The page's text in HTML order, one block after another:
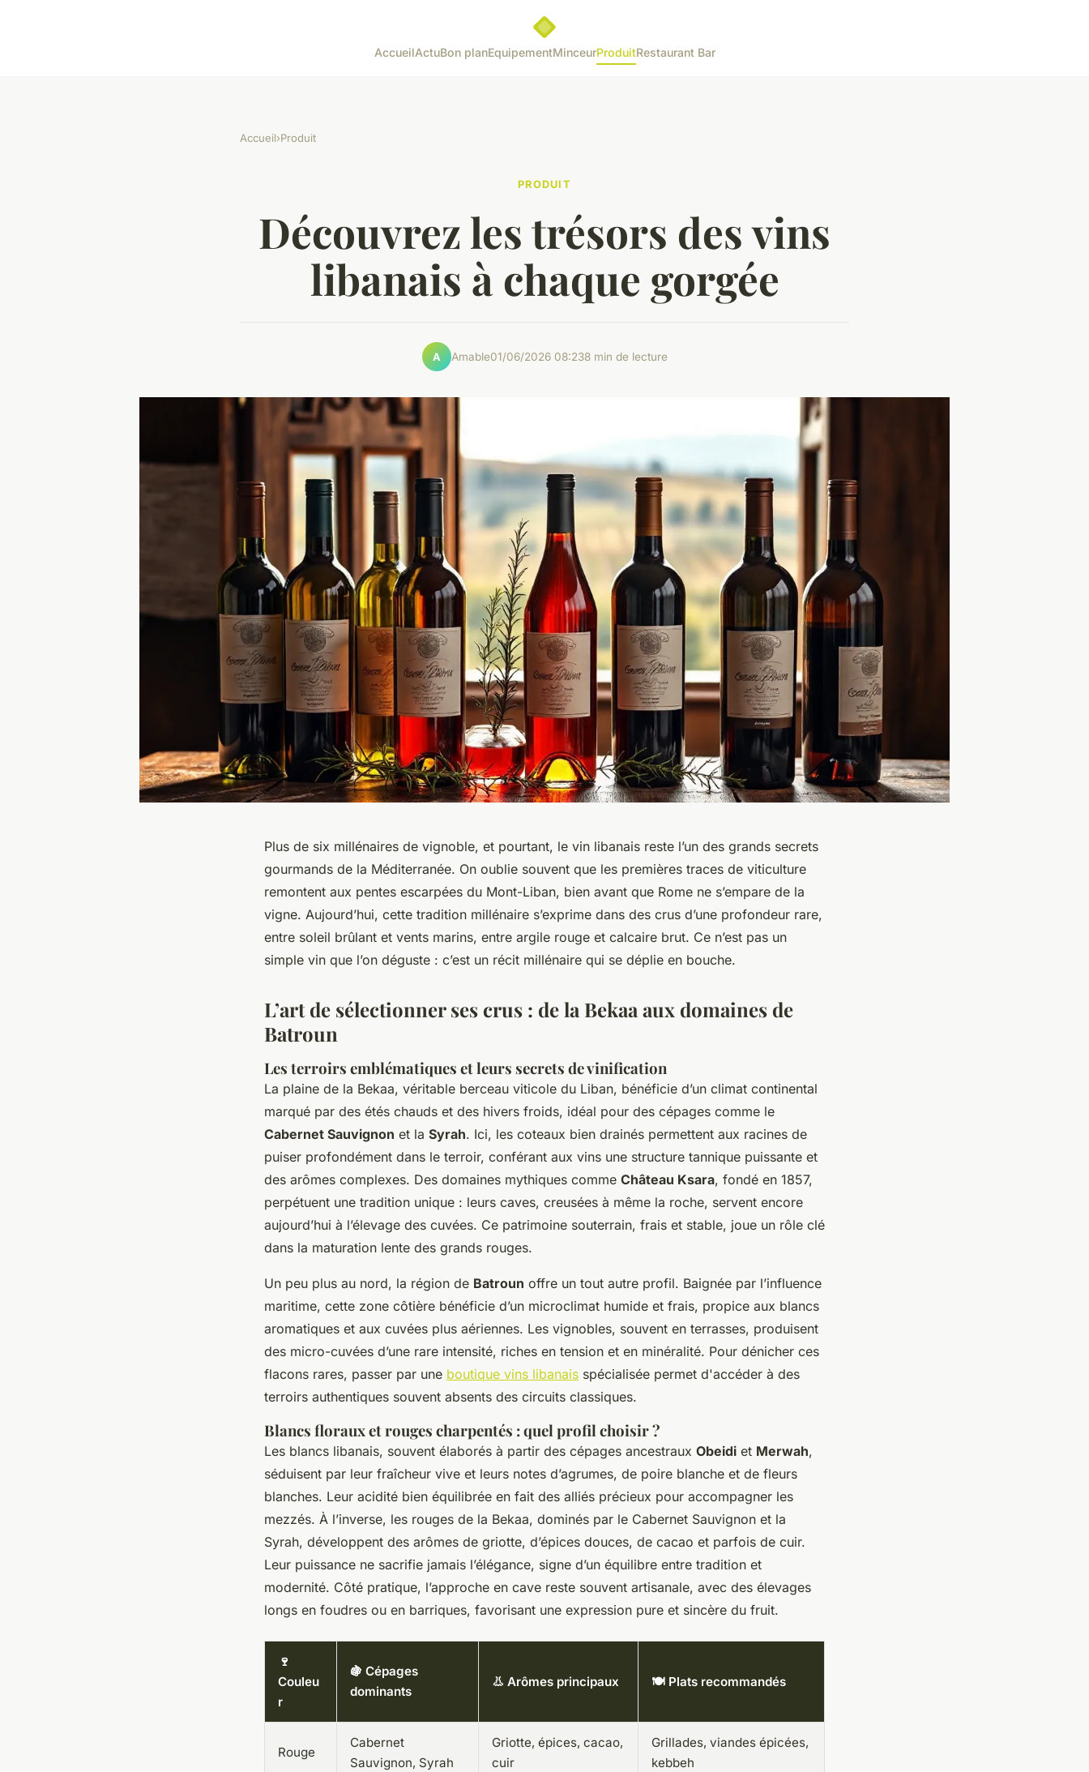
AccueilActuBon planEquipementMinceurProduitRestaurant Bar
Accueil›Produit
PRODUIT
Découvrez les trésors des vins
libanais à chaque gorgée
A Amable01/06/2026 08:238 min de lecture
Plus de six millénaires de vignoble, et pourtant, le vin libanais reste l’un des grands secrets
gourmands de la Méditerranée. On oublie souvent que les premières traces de viticulture
remontent aux pentes escarpées du Mont-Liban, bien avant que Rome ne s’empare de la
vigne. Aujourd’hui, cette tradition millénaire s’exprime dans des crus d’une profondeur rare,
entre soleil brûlant et vents marins, entre argile rouge et calcaire brut. Ce n’est pas un
simple vin que l’on déguste : c’est un récit millénaire qui se déplie en bouche.
L’art de sélectionner ses crus : de la Bekaa aux domaines de
Batroun
Les terroirs emblématiques et leurs secrets de vinification
La plaine de la Bekaa, véritable berceau viticole du Liban, bénéficie d’un climat continental
marqué par des étés chauds et des hivers froids, idéal pour des cépages comme le
Cabernet Sauvignon et la Syrah. Ici, les coteaux bien drainés permettent aux racines de
puiser profondément dans le terroir, conférant aux vins une structure tannique puissante et
des arômes complexes. Des domaines mythiques comme Château Ksara, fondé en 1857,
perpétuent une tradition unique : leurs caves, creusées à même la roche, servent encore
aujourd’hui à l’élevage des cuvées. Ce patrimoine souterrain, frais et stable, joue un rôle clé
dans la maturation lente des grands rouges.
Un peu plus au nord, la région de Batroun offre un tout autre profil. Baignée par l’influence
maritime, cette zone côtière bénéficie d’un microclimat humide et frais, propice aux blancs
aromatiques et aux cuvées plus aériennes. Les vignobles, souvent en terrasses, produisent
des micro-cuvées d’une rare intensité, riches en tension et en minéralité. Pour dénicher ces
flacons rares, passer par une boutique vins libanais spécialisée permet d'accéder à des
terroirs authentiques souvent absents des circuits classiques.
Blancs floraux et rouges charpentés : quel profil choisir ?
Les blancs libanais, souvent élaborés à partir des cépages ancestraux Obeidi et Merwah,
séduisent par leur fraîcheur vive et leurs notes d’agrumes, de poire blanche et de fleurs
blanches. Leur acidité bien équilibrée en fait des alliés précieux pour accompagner les
mezzés. À l’inverse, les rouges de la Bekaa, dominés par le Cabernet Sauvignon et la
Syrah, développent des arômes de griotte, d’épices douces, de cacao et parfois de cuir.
Leur puissance ne sacrifie jamais l’élégance, signe d’un équilibre entre tradition et
modernité. Côté pratique, l’approche en cave reste souvent artisanale, avec des élevages
longs en foudres ou en barriques, favorisant une expression pure et sincère du fruit.
🍷
Couleu
r
🍇 Cépages
dominants
👃 Arômes principaux 🍽️ Plats recommandés
Rouge
Cabernet
Sauvignon, Syrah
Griotte, épices, cacao,
cuir
Grillades, viandes épicées,
kebbeh